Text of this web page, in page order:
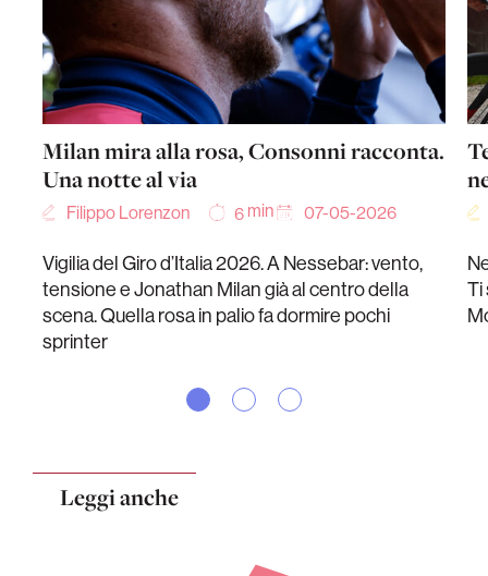
Milan mira alla rosa, Consonni racconta.
Una notte al via
Filippo Lorenzon 6 min 07-05-2026
Vigilia del Giro d’Italia 2026. A Nessebar: vento,
tensione e Jonathan Milan già al centro della
scena. Quella rosa in palio fa dormire pochi
sprinter
Ti
Leggi anche